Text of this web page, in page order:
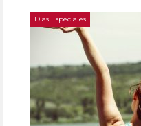
Días Especiales